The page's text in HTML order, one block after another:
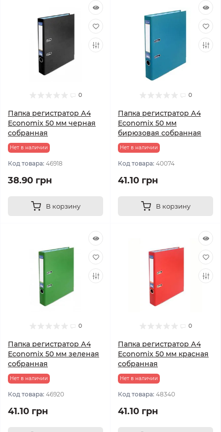
0
Папка регистратор А4
Economix 50 мм черная
собранная
Нет в наличии
Код товара: 46918
38.90 грн
В корзину
0
Папка регистратор А4
Economix 50 мм
бирюзовая собранная
Нет в наличии
Код товара: 40074
41.10 грн
В корзину
0
Папка регистратор А4
Economix 50 мм зеленая
собранная
Нет в наличии
Код товара: 46920
41.10 грн
0
Папка регистратор А4
Economix 50 мм красная
собранная
Нет в наличии
Код товара: 48340
41.10 грн